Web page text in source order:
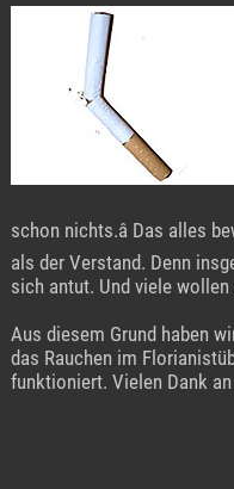
schon nichts.â Das alles
als der Verstand. Denn
sich antut. Und viele wollen
Aus diesem Grund haben
das Rauchen im
funktioniert. Vielen Dank